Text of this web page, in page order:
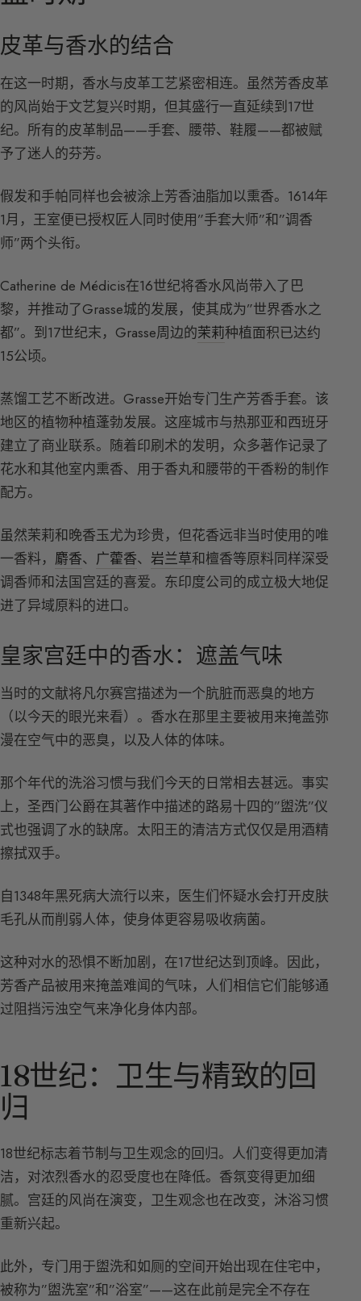
皮革与香水的结合
在这一时期，香水与皮革工艺紧密相连。虽然芳香皮革
的风尚始于文艺复兴时期，但其盛行一直延续到17世
纪。所有的皮革制品——手套、腰带、鞋履——都被赋
予了迷人的芬芳。
假发和手帕同样也会被涂上芳香油脂加以熏香。1614年
1月，王室便已授权匠人同时使用”手套大师”和”调香
师”两个头衔。
Catherine de Médicis在16世纪将香水风尚带入了巴
黎，并推动了Grasse城的发展，使其成为”世界香水之
都”。到17世纪末，Grasse周边的茉莉种植面积已达约
15公顷。
蒸馏工艺不断改进。Grasse开始专门生产芳香手套。该
地区的植物种植蓬勃发展。这座城市与热那亚和西班牙
建立了商业联系。随着印刷术的发明，众多著作记录了
花水和其他室内熏香、用于香丸和腰带的干香粉的制作
配方。
虽然茉莉和晚香玉尤为珍贵，但花香远非当时使用的唯
一香料， 麝香、 广藿香、 岩兰草和檀香等原料同样深受
调香师和法国宫廷的喜爱。东印度公司的成立极大地促
进了异域原料的进口。
皇家宫廷中的香水：遮盖气味
当时的文献将凡尔赛宫描述为一个肮脏而恶臭的地方
（以今天的眼光来看）。香水在那里主要被用来掩盖弥
漫在空气中的恶臭，以及人体的体味。
那个年代的洗浴习惯与我们今天的日常相去甚远。事实
上，圣西门公爵在其著作中描述的路易十四的”盥洗”仪
式也强调了水的缺席。太阳王的清洁方式仅仅是用酒精
擦拭双手。
自1348年黑死病大流行以来，医生们怀疑水会打开皮肤
毛孔从而削弱人体，使身体更容易吸收病菌。
这种对水的恐惧不断加剧，在17世纪达到顶峰。因此，
芳香产品被用来掩盖难闻的气味，人们相信它们能够通
过阻挡污浊空气来净化身体内部。
18世纪：卫生与精致的回
归
18世纪标志着节制与卫生观念的回归。人们变得更加清
洁，对浓烈香水的忍受度也在降低。香氛变得更加细
腻。宫廷的风尚在演变，卫生观念也在改变，沐浴习惯
重新兴起。
此外，专门用于盥洗和如厕的空间开始出现在住宅中，
被称为”盥洗室”和”浴室”——这在此前是完全不存在